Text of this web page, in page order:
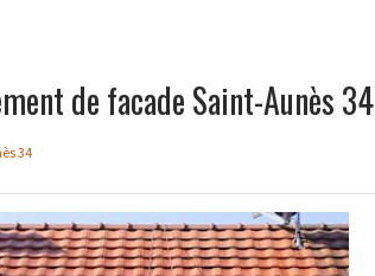
de facade Saint-Aunès 34
34